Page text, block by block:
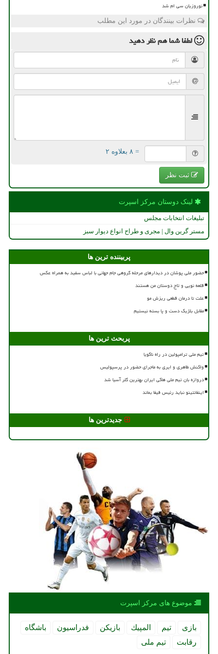
نوروزیان سی ام شد
نظرات بینندگان در مورد این مطلب
لطفا شما همنظر دهید
= ۸ بعلاوه ۲
ثبت نظر
لینک دوستان مركز اسپرت
تبلیغات انتخابات مجلس
مستر گرین وال | مجری و طراح انواع دیوار سبز
پربیننده ترین ها
حضور ملی پوشان در دیدارهای مرحله گروهی جام جهانی با لباس سفید به همراه عکس
قلعه نویی و تاج دوستان من هستند
علت تا درمان قطعی ریزش مو
مقابل بلژیک دست و پا بسته نیستیم
پربحث ترین ها
تیم ملی ترامپولین در راه ناگویا
واکنش طاهری و ایری به ماجرای حضور در پرسپولیس
دروازه بان تیم ملی هاکی ایران بهترین گلر آسیا شد
اینفانتینو نباید رئیس فیفا بماند
جدیدترین ها
موضوع های مركز اسپرت
بازی تیم المپیك بازیكن فدراسیون
باشگاه
رقابت
تیم ملی